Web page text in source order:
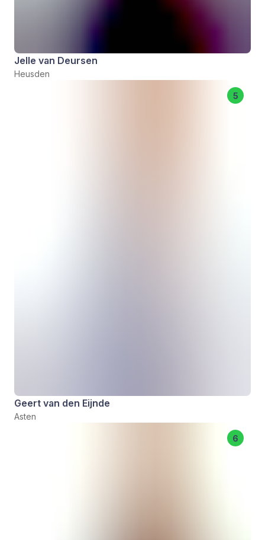
Jelle van Deursen
Heusden
5
Geert van den Eijnde
Asten
6